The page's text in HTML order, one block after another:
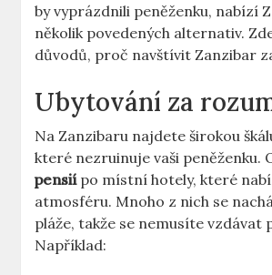
by vyprázdnili peněženku, nabízí
několik povedených alternativ.
důvodů, proč navštívit Zanzibar
Ubytování za
Na Zanzibaru najdete širokou
které nezruinuje vaši peněženku.
pensiípo místní hotely, které
atmosféru. Mnoho z nich se
pláže, takže se nemusíte vzdávat
Například: